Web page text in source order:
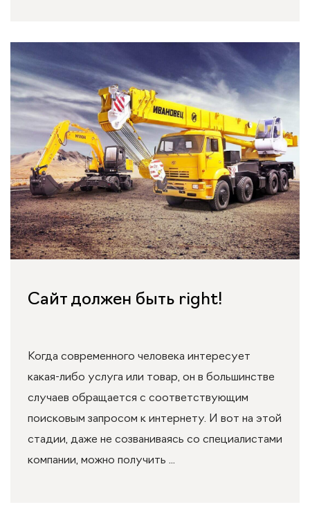
Сайт должен быть right!
Когда современного человека интересует
какая-либо услуга или товар, он в большинстве
случаев обращается с соответствующим
поисковым запросом к интернету. И вот на этой
стадии, даже не созваниваясь со специалистами
компании, можно получить ...